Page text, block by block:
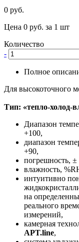
0 руб.
Цена 0 руб. за 1 шт
Количество
-
Полное
Для высокоточного
Тип: «тепло-холод-
Диапазон
+100,
диапазон
+90,
погрешность,
влажность,
интуитивно
на
реального
измерений,
камерная
APT.line,